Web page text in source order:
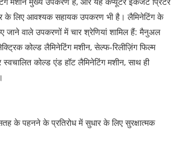
के लिए आवश्यक सहायक उपकरण भी है। लैमिनेटिंग के
जाने वाले उपकरणों में चार श्रेणियां शामिल हैं: मैनुअल
कोल्ड लैमिनेटिंग मशीन, सेल्फ-रिलीज़िंग फिल्म
कोल्ड एंड हॉट लैमिनेटिंग मशीन, साथ ही
के पहनने के प्रतिरोध में सुधार के लिए सुरक्षात्मक